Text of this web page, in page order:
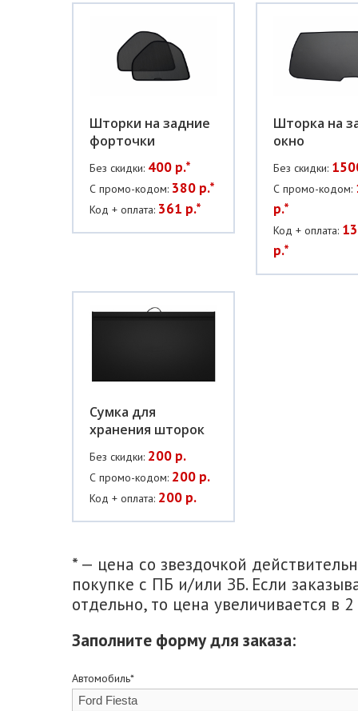
Шторки на задние
форточки
Без скидки: 400 р.*
С промо-кодом: 380 р.*
Код + оплата: 361 р.*
Шторка на
окно
Без скидки:
С промо-кодом:
р.*
Код + оплата:
р.*
Сумка для
хранения шторок
Без скидки: 200 р.
С промо-кодом: 200 р.
Код + оплата: 200 р.
* — цена со звездочкой
покупке с ПБ и/или ЗБ. Если
отдельно, то цена увеличивается в 2
Заполните форму для заказа:
Автомобиль*